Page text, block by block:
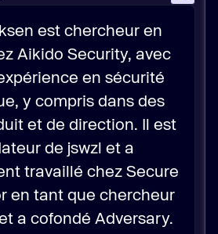
est chercheur en
Aikido Security, avec
en sécurité
y compris dans des
et de direction. Il est
de jswzl et a
travaillé chez Secure
en tant que chercheur
a cofondé Adversary.